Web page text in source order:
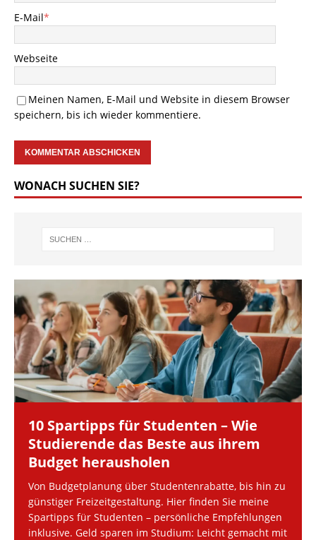
E-Mail*
Webseite
Meinen Namen, E-Mail und Website in diesem Browser
speichern, bis ich wieder kommentiere.
WONACH SUCHEN SIE?
10 Spartipps für Studenten – Wie
Studierende das Beste aus ihrem
Budget herausholen
Von Budgetplanung über Studentenrabatte, bis hin zu
günstiger Freizeitgestaltung. Hier finden Sie meine
Spartipps für Studenten – persönliche Empfehlungen
inklusive. Geld sparen im Studium: Leicht gemacht mit